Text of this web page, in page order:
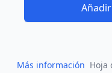
Más información Hoja